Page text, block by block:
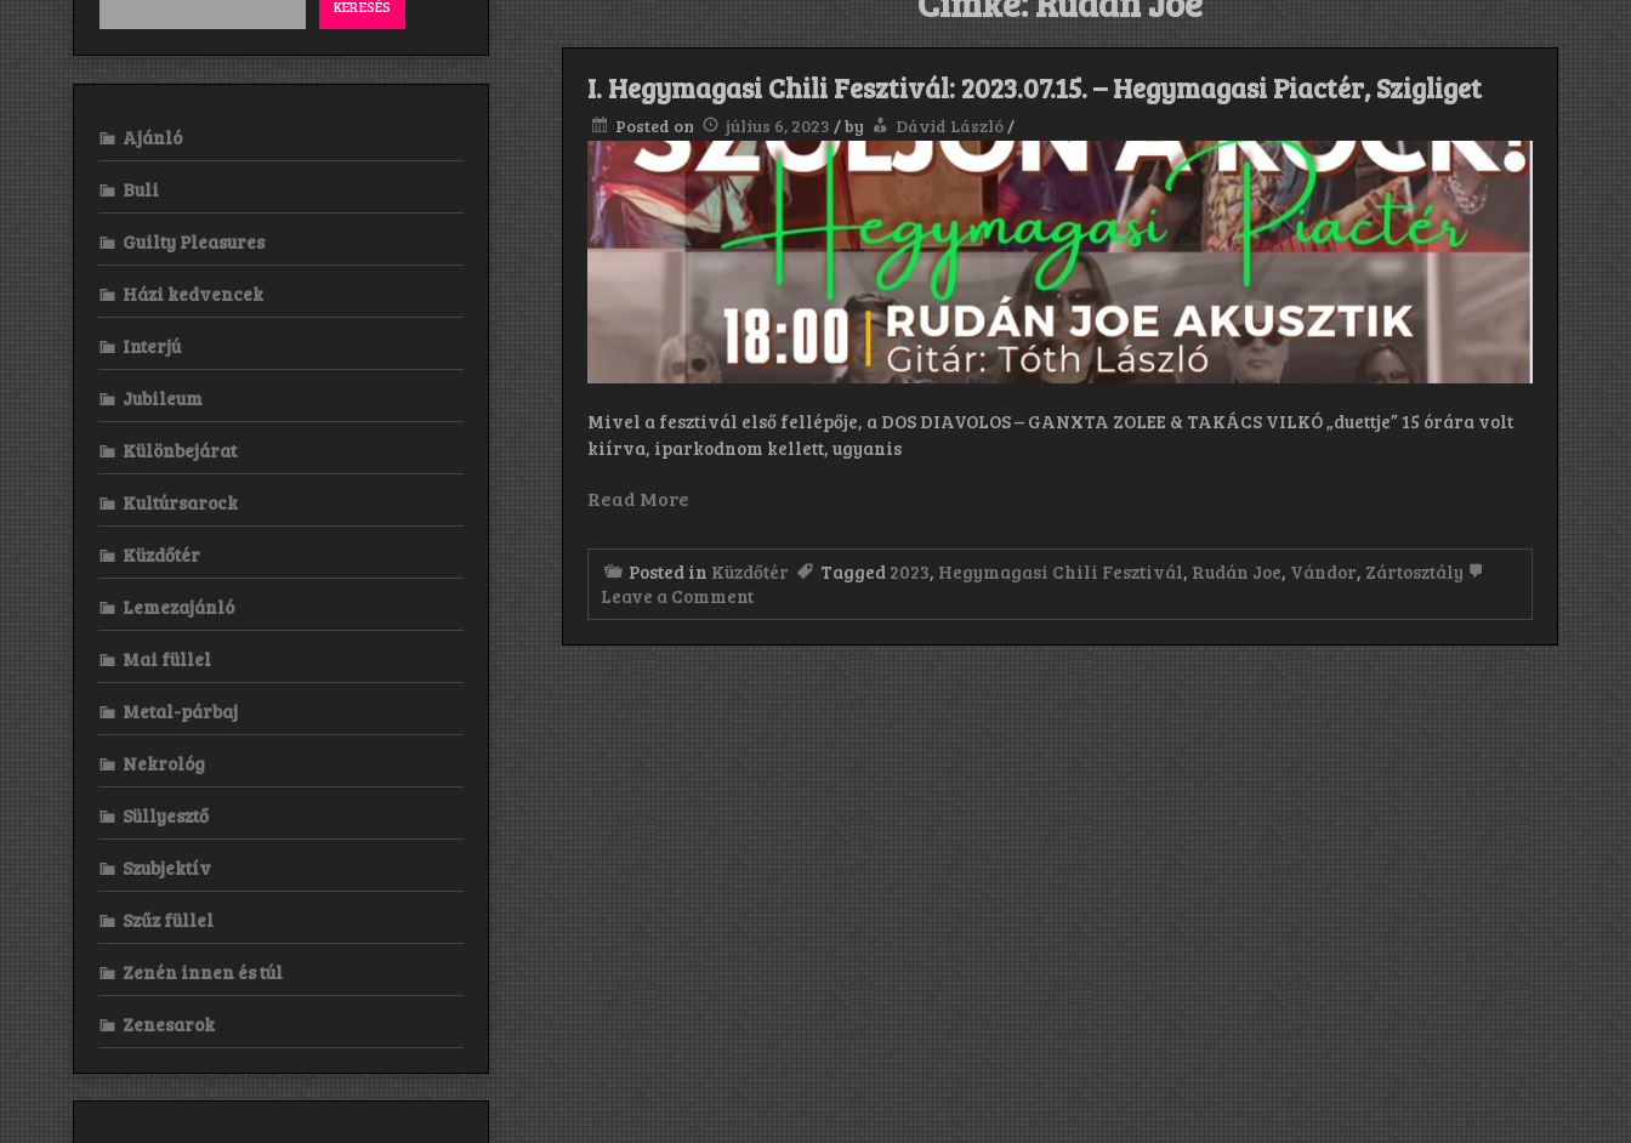
I. Hegymagasi Chili Fesztivál: 2023.07.15. – Hegymagasi Piactér, Szigliget
Posted on július 6, 2023 /by Dávid László/
Mivel a fesztivál első fellépője, a DOS DIAVOLOS – GANXTA ZOLEE & TAKÁCS VILKÓ „duettje” 15 órára volt
kiírva, iparkodnom kellett, ugyanis
Read More
Posted in Küzdőtér Tagged 2023, Hegymagasi Chili Fesztivál, Rudán Joe, Vándor, Zártosztály
Leave a Commenton
I.
KERESÉS
Ajánló
Buli
Guilty Pleasures
Házi kedvencek
Interjú
Jubileum
Különbejárat
Kultúrsarock
Küzdőtér
Lemezajánló
Mai füllel
Metal-párbaj
Nekrológ
Süllyesztő
Szubjektív
Szűz füllel
Zenén innen és túl
Zenesarok